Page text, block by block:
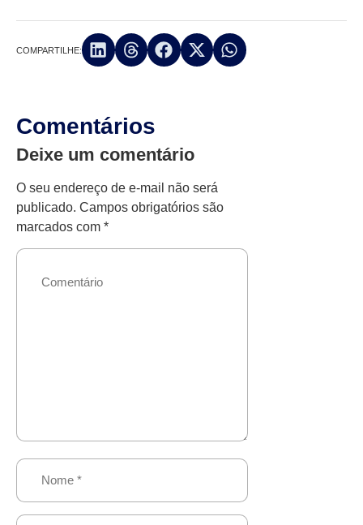
COMPARTILHE:
Comentários
Deixe um comentário
O seu endereço de e-mail não será
publicado. Campos obrigatórios são
marcados com *